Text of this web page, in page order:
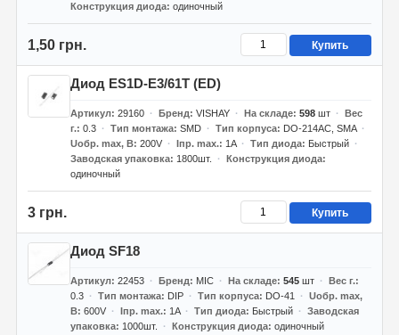
Конструкция диода одиночный
1,50 грн. Купить
Диод ES1D-E3/61T (ED)
Артикул 29160 Бренд VISHAY На складе 598шт
Вес
г. 0.3 Тип монтажа SMD Тип корпуса
DO-214AC, SMA
Uобр. max, В 200V Iпр. max. 1A Тип диода
Быстрый
Заводская упаковка
1800шт.
Конструкция диода
одиночный
3 грн. Купить
Диод SF18
Артикул 22453 Бренд MIC На складе 545шт
Вес г.
0.3
Тип монтажа DIP Тип корпуса DO-41
Uобр. max,
В 600V Iпр. max. 1A Тип диода Быстрый
Заводская
упаковка
1000шт. Конструкция диода одиночный